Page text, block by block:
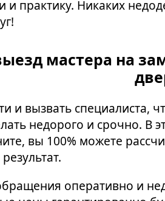
и практику. Никаких
мастера на
и вызвать специалиста,
недорого и срочно. В
вы 100% можете
оперативно и